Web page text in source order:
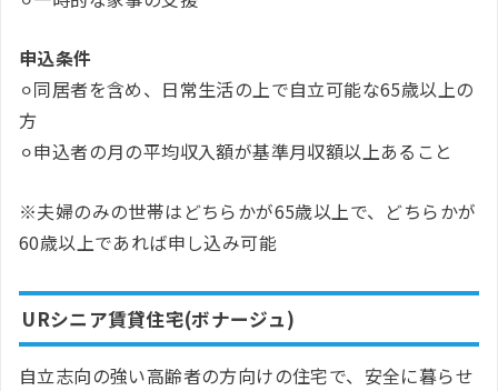
申込条件
⚪︎同居者を含め、日常生活の上で自立可能な65歳以上の
方
⚪︎申込者の月の平均収入額が基準月収額以上あること
※夫婦のみの世帯はどちらかが65歳以上で、どちらかが
60歳以上であれば申し込み可能
URシニア賃貸住宅(ボナージュ)
自立志向の強い高齢者の方向けの住宅で、安全に暮らせ